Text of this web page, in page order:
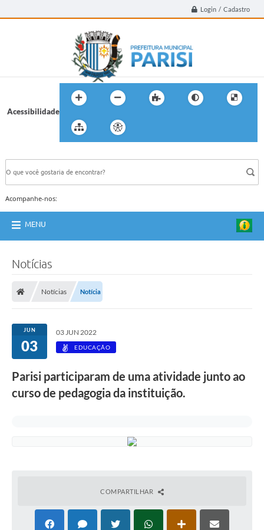
Login / Cadastro
Acessibilidade
Acompanhe-nos:
MENU
Notícias
Notícias Notícia
JUN
03
03 JUN 2022
EDUCAÇÃO
Parisi participaram de uma atividade junto ao
curso de pedagogia da instituição.
COMPARTILHAR